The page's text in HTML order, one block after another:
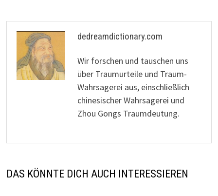
dedreamdictionary.com
Wir forschen und tauschen uns
über Traumurteile und Traum-
Wahrsagerei aus, einschließlich
chinesischer Wahrsagerei und
Zhou Gongs Traumdeutung.
DAS KÖNNTE DICH AUCH INTERESSIEREN